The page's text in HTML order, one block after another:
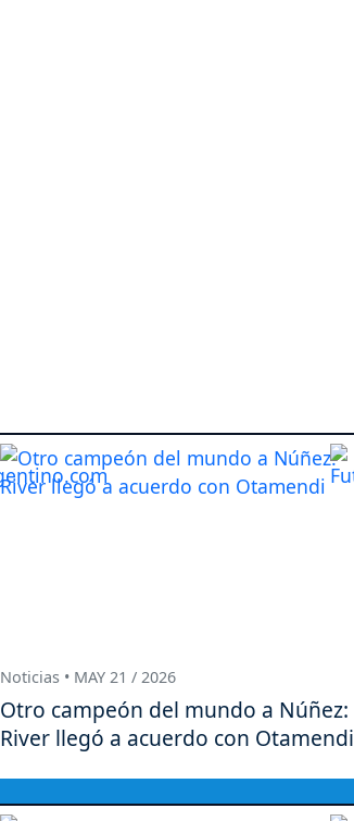
Noticias • MAY 21 / 2026
Otro campeón del mundo a Núñez:
River llegó a acuerdo con Otamendi